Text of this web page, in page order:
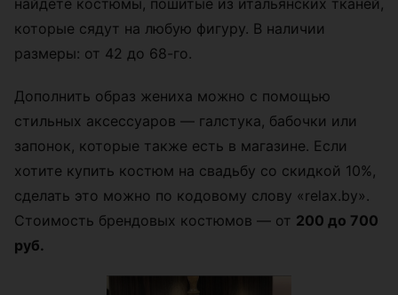
которые сядут на любую фигуру. В наличии
размеры: от 42 до 68-го.
Дополнить образ жениха можно с помощью
стильных аксессуаров — галстука, бабочки или
запонок, которые также есть в магазине. Если
хотите купить костюм на свадьбу со скидкой 10%,
сделать это можно по кодовому слову «relax.by».
Стоимость брендовых костюмов — от 200 до 700
руб.